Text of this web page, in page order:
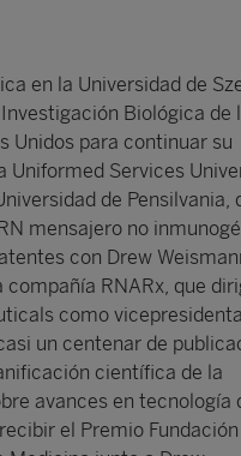
en la Universidad de
Biológica de
Unidos para continuar su
Uniformed Services
de Pensilvania,
mensajero no
con Drew
RNARx, que
como
un centenar de
científica de la
avances en tecnología
el Premio